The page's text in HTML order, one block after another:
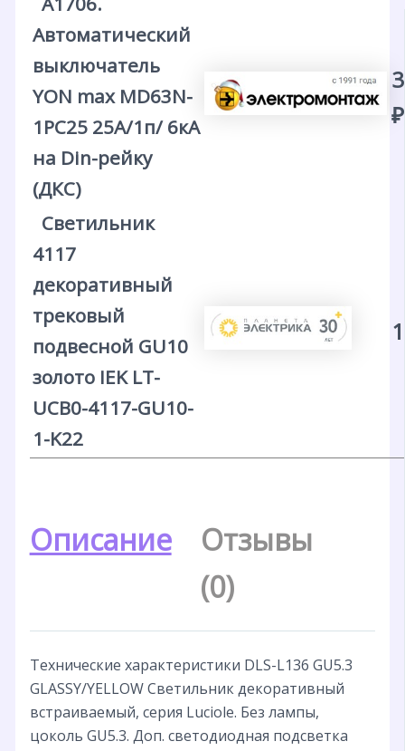
Автоматический
выключатель
YON max MD63N-
1PC25 25А/1п/ 6кА
на Din-рейку
(ДКС)
₽
Светильник
4117
декоративный
трековый
подвесной GU10
золото IEK LT-
UCB0-4117-GU10-
1-K22
Описание
Отзывы
(0)
Технические характеристики DLS-L136 GU5.3
GLASSY/YELLOW Светильник декоративный
встраиваемый, серия Luciole. Без лампы,
цоколь GU5.3. Доп. светодиодная подсветка